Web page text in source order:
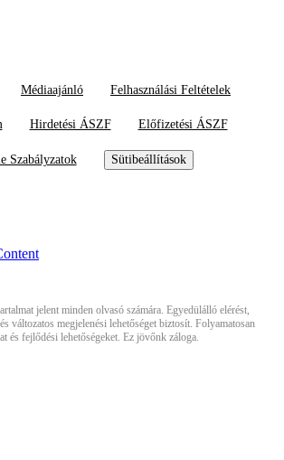
Médiaajánló Felhasználási Feltételek
Hirdetési ÁSZF Előfizetési ÁSZF
Szabályzatok Sütibeállítások
jelent minden olvasó számára. Egyedülálló elérést,
változatos megjelenési lehetőséget biztosít. Folyamatosan
és fejlődési lehetőségeket. Ez jövőnk záloga.